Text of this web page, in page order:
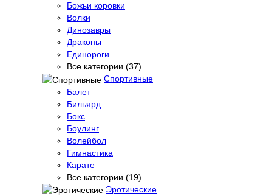
Божьи коровки
Волки
Динозавры
Драконы
Единороги
Все категории (37)
Спортивные
Балет
Бильярд
Бокс
Боулинг
Волейбол
Гимнастика
Карате
Все категории (19)
Эротические